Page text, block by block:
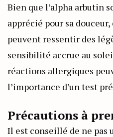
Bien que l’alpha arbutin
apprécié pour sa
peuvent ressentir des
sensibilité accrue au
réactions allergiques
l’importance d’un test
Précautions à
Il est conseillé de ne pas